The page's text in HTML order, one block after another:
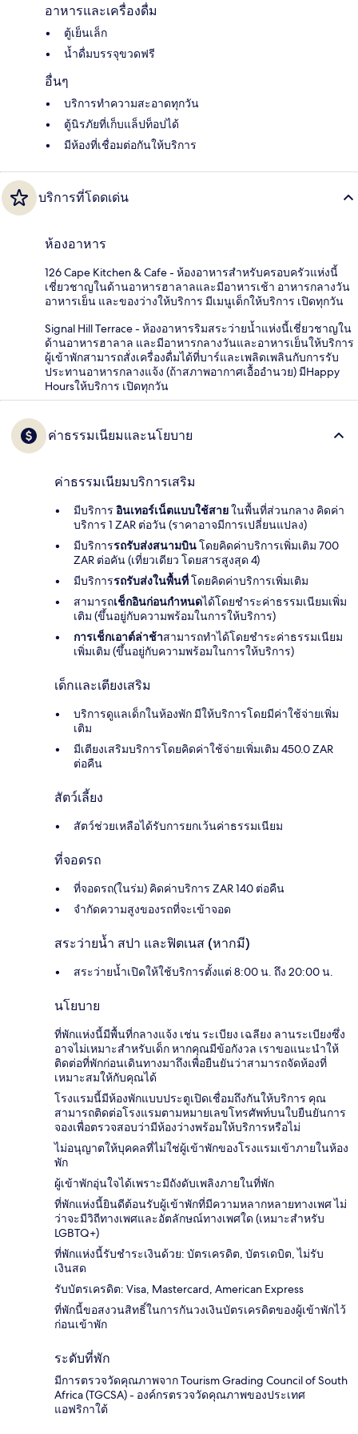
อาหารและเครื่องดื่ม
ตู้เย็นเล็ก
น้ำดื่มบรรจุขวดฟรี
อื่นๆ
บริการทำความสะอาดทุกวัน
ตู้นิรภัยที่เก็บแล็ปท็อปได้
มีห้องที่เชื่อมต่อกันให้บริการ
บริการที่โดดเด่น
ห้องอาหาร
126 Cape Kitchen & Cafe - ห้องอาหารสำหรับครอบครัวแห่งนี้
เชี่ยวชาญในด้านอาหารฮาลาลและมีอาหารเช้า อาหารกลางวัน
อาหารเย็น และของว่างให้บริการ มีเมนูเด็กให้บริการ เปิดทุกวัน
Signal Hill Terrace - ห้องอาหารริมสระว่ายน้ำแห่งนี้เชี่ยวชาญใน
ด้านอาหารฮาลาล และมีอาหารกลางวันและอาหารเย็นให้บริการ
ผู้เข้าพักสามารถสั่งเครื่องดื่มได้ที่บาร์และเพลิดเพลินกับการรับ
ประทานอาหารกลางแจ้ง (ถ้าสภาพอากาศเอื้ออำนวย) มีHappy
Hoursให้บริการ เปิดทุกวัน
ค่าธรรมเนียมและนโยบาย
ค่าธรรมเนียมบริการเสริม
มีบริการ อินเทอร์เน็ตแบบใช้สายในพื้นที่ส่วนกลาง คิดค่า
บริการ 1 ZAR ต่อวัน (ราคาอาจมีการเปลี่ยนแปลง)
มีบริการรถรับส่งสนามบินโดยคิดค่าบริการเพิ่มเติม 700
ZAR ต่อคัน (เที่ยวเดียว โดยสารสูงสุด 4)
มีบริการรถรับส่งในพื้นที่โดยคิดค่าบริการเพิ่มเติม
สามารถเช็กอินก่อนกำหนดได้โดยชำระค่าธรรมเนียมเพิ่ม
เติม (ขึ้นอยู่กับความพร้อมในการให้บริการ)
การเช็กเอาต์ล่าช้าสามารถทำได้โดยชำระค่าธรรมเนียม
เพิ่มเติม (ขึ้นอยู่กับความพร้อมในการให้บริการ)
เด็กและเตียงเสริม
บริการดูแลเด็กในห้องพัก มีให้บริการโดยมีค่าใช้จ่ายเพิ่ม
เติม
มีเตียงเสริมบริการโดยคิดค่าใช้จ่ายเพิ่มเติม 450.0 ZAR
ต่อคืน
สัตว์เลี้ยง
สัตว์ช่วยเหลือได้รับการยกเว้นค่าธรรมเนียม
ที่จอดรถ
ที่จอดรถ(ในร่ม) คิดค่าบริการ ZAR 140 ต่อคืน
จำกัดความสูงของรถที่จะเข้าจอด
สระว่ายน้ำ สปา และฟิตเนส (หากมี)
สระว่ายน้ำเปิดให้ใช้บริการตั้งแต่ 8:00 น. ถึง 20:00 น.
นโยบาย
ที่พักแห่งนี้มีพื้นที่กลางแจ้ง เช่น ระเบียง เฉลียง ลานระเบียงซึ่ง
อาจไม่เหมาะสำหรับเด็ก หากคุณมีข้อกังวล เราขอแนะนำให้
ติดต่อที่พักก่อนเดินทางมาถึงเพื่อยืนยันว่าสามารถจัดห้องที่
เหมาะสมให้กับคุณได้
โรงแรมนี้มีห้องพักแบบประตูเปิดเชื่อมถึงกันให้บริการ คุณ
สามารถติดต่อโรงแรมตามหมายเลขโทรศัพท์บนใบยืนยันการ
จองเพื่อตรวจสอบว่ามีห้องว่างพร้อมให้บริการหรือไม่
ไม่อนุญาตให้บุคคลที่ไม่ใช่ผู้เข้าพักของโรงแรมเข้าภายในห้อง
พัก
ผู้เข้าพักอุ่นใจได้เพราะมีถังดับเพลิงภายในที่พัก
ที่พักแห่งนี้ยินดีต้อนรับผู้เข้าพักที่มีความหลากหลายทางเพศ ไม่
ว่าจะมีวิถีทางเพศและอัตลักษณ์ทางเพศใด (เหมาะสำหรับ
LGBTQ+)
ที่พักแห่งนี้รับชำระเงินด้วย: บัตรเครดิต, บัตรเดบิต, ไม่รับ
เงินสด
รับบัตรเครดิต: Visa, Mastercard, American Express
ที่พักนี้ขอสงวนสิทธิ์ในการกันวงเงินบัตรเครดิตของผู้เข้าพักไว้
ก่อนเข้าพัก
ระดับที่พัก
มีการตรวจวัดคุณภาพจาก Tourism Grading Council of South
Africa (TGCSA) - องค์กรตรวจวัดคุณภาพของประเทศ
แอฟริกาใต้